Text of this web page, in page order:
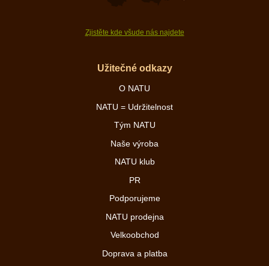
Zjistěte kde všude nás najdete
Užitečné odkazy
O NATU
NATU = Udržitelnost
Tým NATU
Naše výroba
NATU klub
PR
Podporujeme
NATU prodejna
Velkoobchod
Doprava a platba